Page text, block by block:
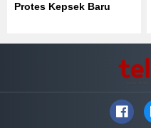
Protes Kepsek Baru